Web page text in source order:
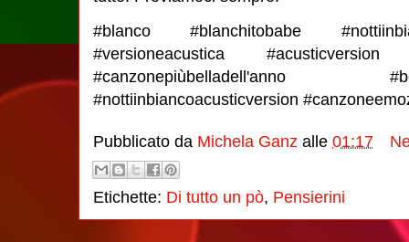
#blanco #blanchitobabe
#versioneacustica #acusticversion
#nottiinbiancoacusticversion
Pubblicato da Michela Ganz alle 01:17
Etichette: Di tutto un pò, Pensierini